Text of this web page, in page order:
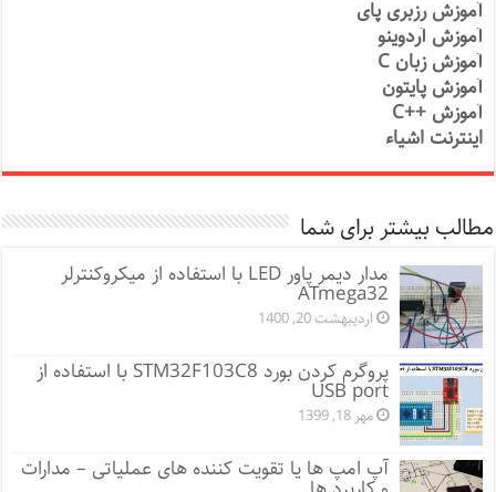
آموزش رزبری پای
آموزش آردوینو
آموزش زبان C
آموزش پایتون
آموزش ++C
اینترنت اشیاء
مطالب بیشتر برای شما
مدار دیمر پاور LED با استفاده از میکروکنترلر
ATmega32
اردیبهشت 20, 1400
پروگرم کردن بورد STM32F103C8 با استفاده از
USB port
مهر 18, 1399
آپ امپ ها یا تقویت کننده های عملیاتی – مدارات